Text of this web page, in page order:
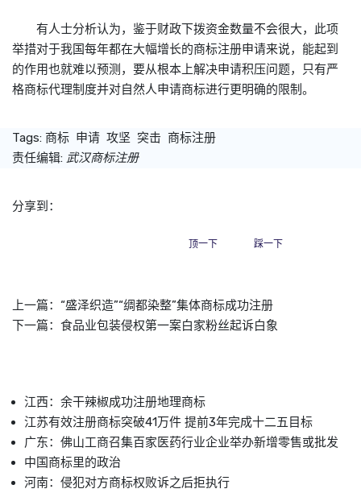
有人士分析认为，鉴于财政下拨资金数量不会很大，此项
举措对于我国每年都在大幅增长的商标注册申请来说，能起到
的作用也就难以预测，要从根本上解决申请积压问题，只有严
格商标代理制度并对自然人申请商标进行更明确的限制。
Tags: 商标 申请 攻坚 突击 商标注册
责任编辑: 武汉商标注册
分享到：
顶一下 踩一下
上一篇： “盛泽织造”“绸都染整”集体商标成功注册
下一篇： 食品业包装侵权第一案白家粉丝起诉白象
江西：余干辣椒成功注册地理商标
江苏有效注册商标突破41万件 提前3年完成十二五目标
广东：佛山工商召集百家医药行业企业举办新增零售或批发
中国商标里的政治
河南：侵犯对方商标权败诉之后拒执行